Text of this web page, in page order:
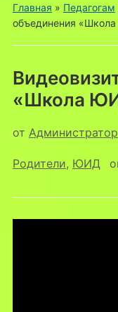
Главная » Педагогам
объединения
«Школа
от Администратор
Родители, ЮИД